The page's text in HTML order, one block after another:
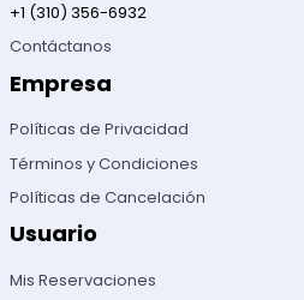
+1 (310) 356-6932
Contáctanos
Empresa
Políticas de Privacidad
Términos y Condiciones
Políticas de Cancelación
Usuario
Mis Reservaciones